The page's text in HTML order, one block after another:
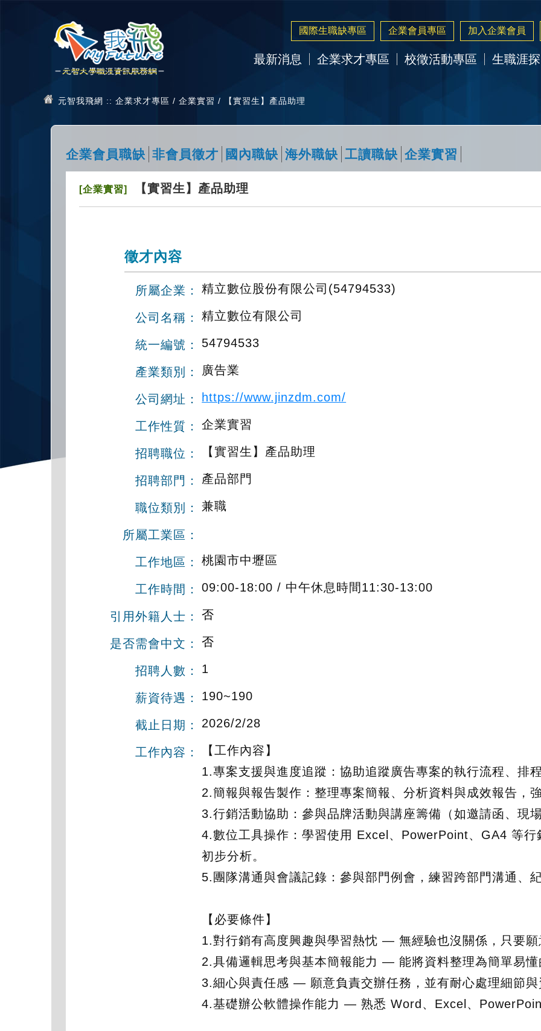
國際生職缺專區 企業會員專區 加入企業會員
最新消息 企業求才專區 校徵活動專區 生職涯
元智我飛網 :: 企業求才專區 / 企業實習 / 【實習生】產品助理
企業會員職缺 非會員徵才 國內職缺 海外職缺 工讀職缺 企業實習
[企業實習] 【實習生】產品助理
徵才內容
所屬企業： 精立數位股份有限公司(54794533)
公司名稱： 精立數位有限公司
統一編號： 54794533
產業類別： 廣告業
公司網址： https://www.jinzdm.com/
工作性質： 企業實習
招聘職位： 【實習生】產品助理
招聘部門： 產品部門
職位類別： 兼職
所屬工業區：
工作地區： 桃園市中壢區
工作時間： 09:00-18:00 / 中午休息時間11:30-13:00
引用外籍人士： 否
是否需會中文： 否
招聘人數： 1
薪資待遇： 190~190
截止日期： 2026/2/28
工作內容：
【工作內容】
1.專案支援與進度追蹤：協助追蹤廣告專案的執行流程、排
2.簡報與報告製作：整理專案簡報、分析資料與成效報告，
3.行銷活動協助：參與品牌活動與講座籌備（如邀請函、現
4.數位工具操作：學習使用 Excel、PowerPoint、GA4 等
初步分析。
5.團隊溝通與會議記錄：參與部門例會，練習跨部門溝通、
【必要條件】
1.對行銷有高度興趣與學習熱忱 — 無經驗也沒關係，只要
2.具備邏輯思考與基本簡報能力 — 能將資料整理為簡單易
3.細心與責任感 — 願意負責交辦任務，並有耐心處理細節與
4.基礎辦公軟體操作能力 — 熟悉 Word、Excel、